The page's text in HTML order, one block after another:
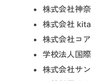
株式会社神
株式会社
株式会社コ
学校法人国
株式会社サ